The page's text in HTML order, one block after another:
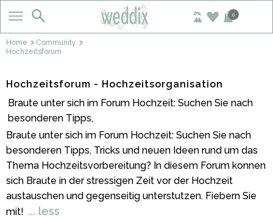
0
Home
Community
Hochzeitsforum
Hochzeitsforum - Hochzeitsorganisation
Braute unter sich im Forum Hochzeit: Suchen Sie nach
besonderen Tipps,
Braute unter sich im Forum Hochzeit: Suchen Sie nach
besonderen Tipps, Tricks und neuen Ideen rund um das
Thema Hochzeitsvorbereitung? In diesem Forum konnen
sich Braute in der stressigen Zeit vor der Hochzeit
austauschen und gegenseitig unterstutzen. Fiebern Sie
mit! ... less